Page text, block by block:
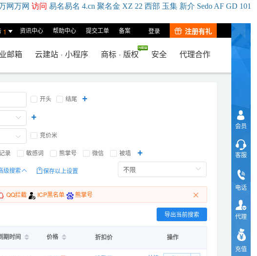
网万网 访问 易名易名 4.cn 聚名金 XZ 22 西部 玉集 新介 Sedo AF GD 101